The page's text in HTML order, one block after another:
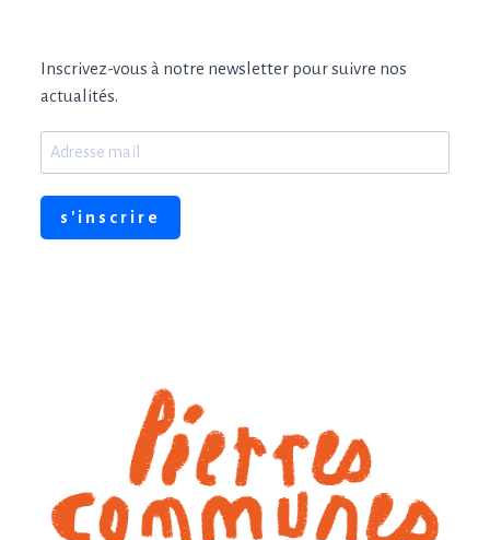
Inscrivez-vous à notre newsletter pour suivre nos
actualités.
s'inscrire